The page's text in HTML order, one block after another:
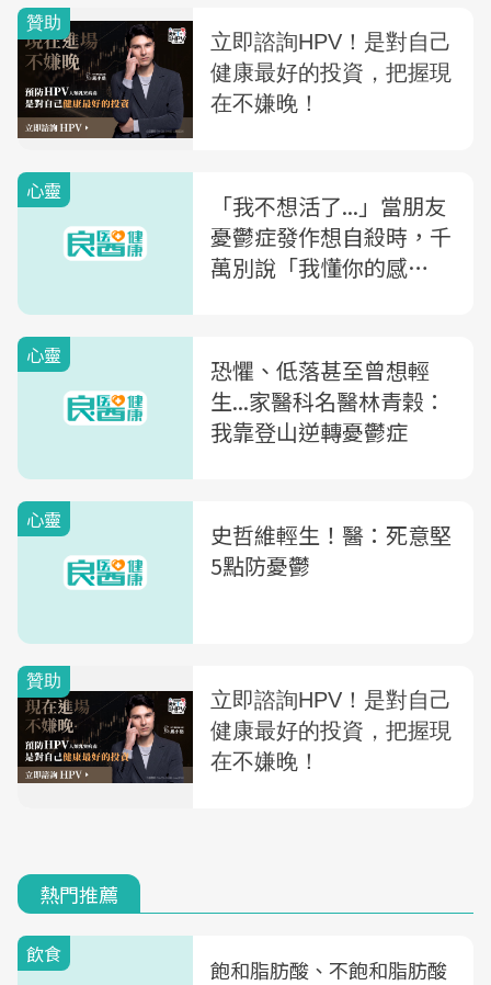
心靈
「我不想活了...」當朋友
憂鬱症發作想自殺時，千
萬別說「我懂你的感
心靈
恐懼、低落甚至曾想輕
生...家醫科名醫林青榖：
我靠登山逆轉憂鬱症
心靈
史哲維輕生！醫：死意堅
5點防憂鬱
熱門推薦
飲食
飽和脂肪酸、不飽和脂肪酸